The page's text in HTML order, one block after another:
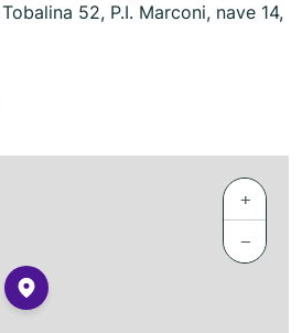
52, P.I. Marconi, nave 14,
+
−